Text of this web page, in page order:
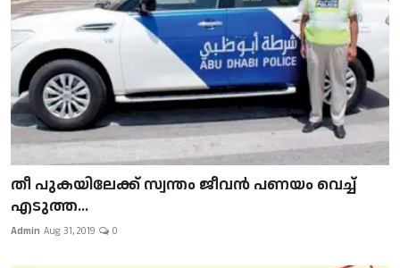
​​​​​​​തീ പുകയിലേക്ക് സ്വന്തം ജീവന്‍ പണയം വെച്ച്
എടുത്ത...
Admin Aug 31, 2019 0